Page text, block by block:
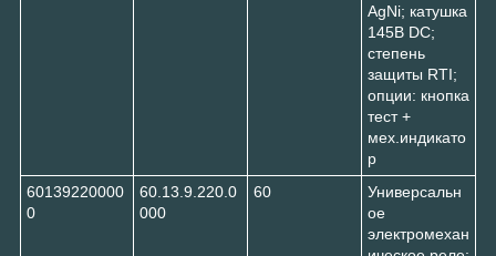
AgNi; катушка
145В DC;
степень
защиты RTI;
опции: кнопка
тест +
мех.индикато
р
60139220000
0
60.13.9.220.0
000
60
Универсальн
ое
электромехан